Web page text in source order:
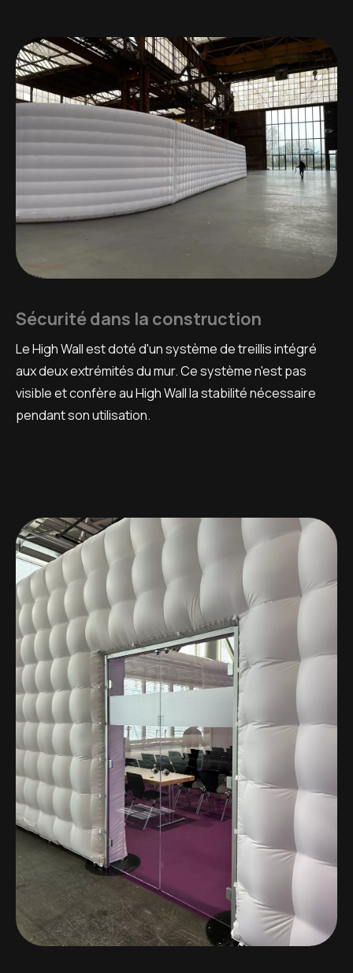
Sécurité dans la construction
Le High Wall est doté d'un système de treillis intégré
aux deux extrémités du mur. Ce système n'est pas
visible et confère au High Wall la stabilité nécessaire
pendant son utilisation.